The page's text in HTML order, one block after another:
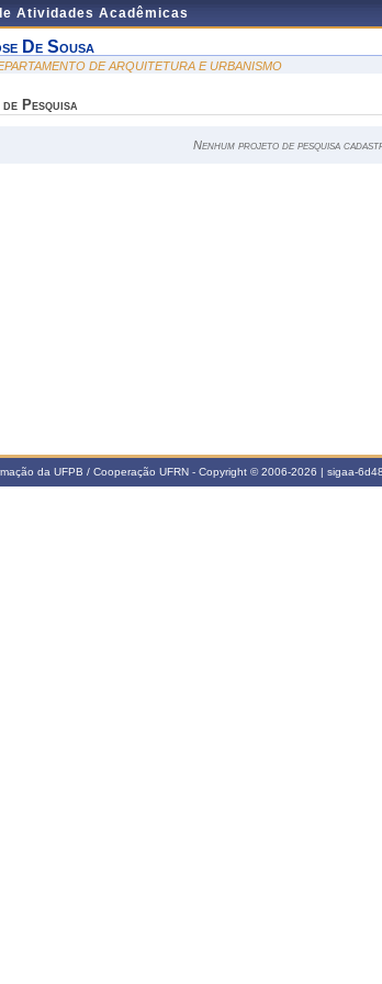
Atividades Acadêmicas
De Sousa
DE ARQUITETURA E URBANISMO
Pesquisa
Nenhum projeto de pesquisa
da UFPB / Cooperação UFRN - Copyright © 2006-2026 | sigaa-